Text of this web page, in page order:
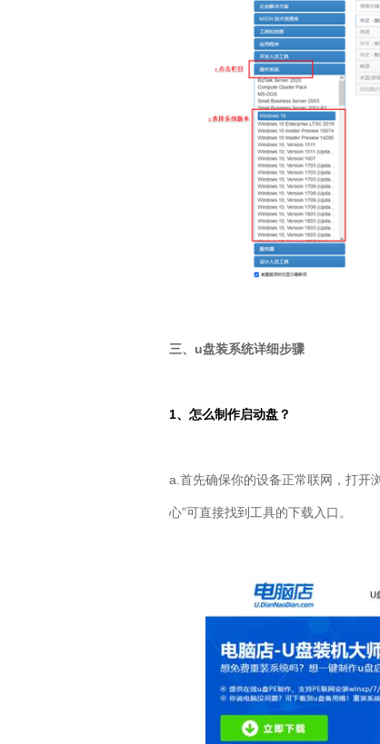
三、 u盘装系统详细步骤
1、怎么制作启动盘？
a.首先确保你的设备正常联网，打开
心”可直接找到工具的下载入口。